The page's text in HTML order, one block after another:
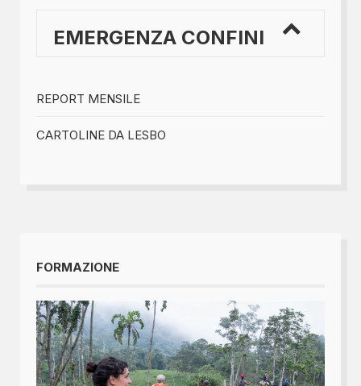
EMERGENZA CONFINI
REPORT MENSILE
CARTOLINE DA LESBO
FORMAZIONE